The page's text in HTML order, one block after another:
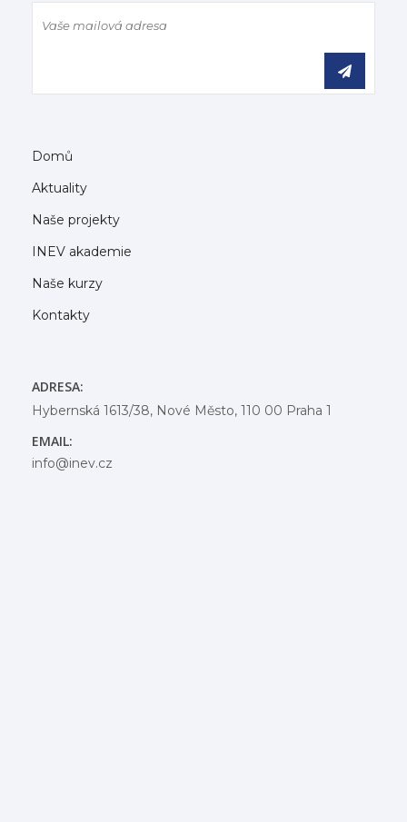
Domů
Aktuality
Naše projekty
INEV akademie
Naše kurzy
Kontakty
ADRESA:
Hybernská 1613/38, Nové Město, 110 00 Praha 1
EMAIL:
info@inev.cz